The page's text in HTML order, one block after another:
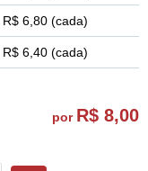
R$ 6,80 (cada)
R$ 6,40 (cada)
por R$ 8,00